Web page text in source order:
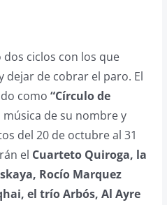
ciclos con los que
dejar de cobrar el paro. El
como “Círculo de
música de su nombre y
del 20 de octubre al 31
el Cuarteto Quiroga, la
Rocío Marquez
el trío Arbós, Al Ayre